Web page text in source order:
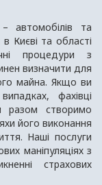
автомобілів та
Києві та області
процедури з
визначити для
майна. Якщо ви
фахівці
разом створимо
його виконання
Наші послуги
маніпуляціях з
страхових